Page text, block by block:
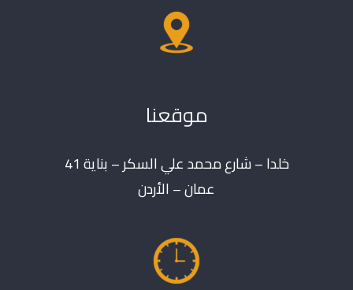
موقعنا
خلدا – شارع محمد علي السكر – بناية 41
عمان – الأردن